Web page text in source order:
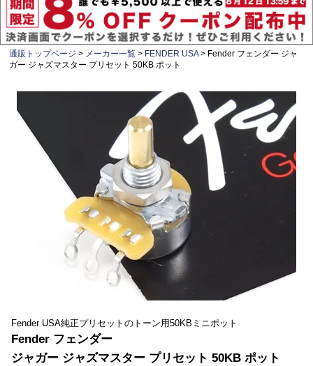
通販トップページ メーカー一覧 FENDER USA
Fender フェンダー ジャ
ガー ジャズマスター プリセット 50KB ポット
Fender USA純正プリセットのトーン用50KBミニポット
Fender フェンダー
ジャガー ジャズマスター プリセット 50KB ポット